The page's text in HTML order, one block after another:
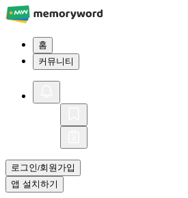
홈
커뮤니티
로그인/회원가입
앱 설치하기